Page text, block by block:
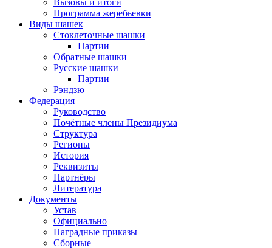
Вызовы и итоги
Программа жеребьевки
Виды шашек
Стоклеточные шашки
Партии
Обратные шашки
Русские шашки
Партии
Рэндзю
Федерация
Руководство
Почётные члены Президиума
Структура
Регионы
История
Реквизиты
Партнёры
Литература
Документы
Устав
Официально
Наградные приказы
Сборные